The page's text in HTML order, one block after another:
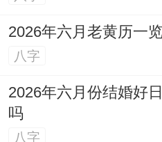
2026年六月老黄历一
八字
2026年六月份结婚好
吗
八字